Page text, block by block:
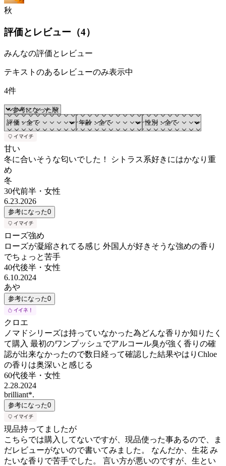
秋
評価とレビュー（4）
みんなの評価とレビュー
テキストのあるレビューのみ表示中
4件
甘い
冬に合いそうな匂いでした！ シトラス系好きにはかなり重
め
冬
30代前半 ・ 女性
6.23.2026
参考になった0
ローズ強め
ローズが凝縮されてる感じ 外国人が好きそうな強めの香り
でちょっと苦手
40代後半 ・ 女性
6.10.2024
あや
参考になった0
クロエ
ノマドシリーズは持っていなかった為どんな香りか知りたく
て購入 最初のワンプッシュでアルコール臭が強く香りの確
認が出来なかったので数日経って確認した結果やはりChloe
の香りは奥深いと感じる
60代後半 ・ 女性
2.28.2024
brilliant*.
参考になった0
現品持ってましたが
こちらでは購入してないですが、現品使った事あるので、ま
だレビューがないので書いてみました。 なんだか、生花 み
たいな香りで苦手でした。 言い方が悪いのですが、生とい